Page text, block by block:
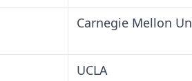
Carnegie Mellon
UCLA